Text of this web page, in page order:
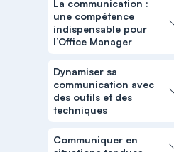
La communication :
une compétence
indispensable pour
l’Office Manager
Dynamiser sa
communication avec
des outils et des
techniques
Communiquer en